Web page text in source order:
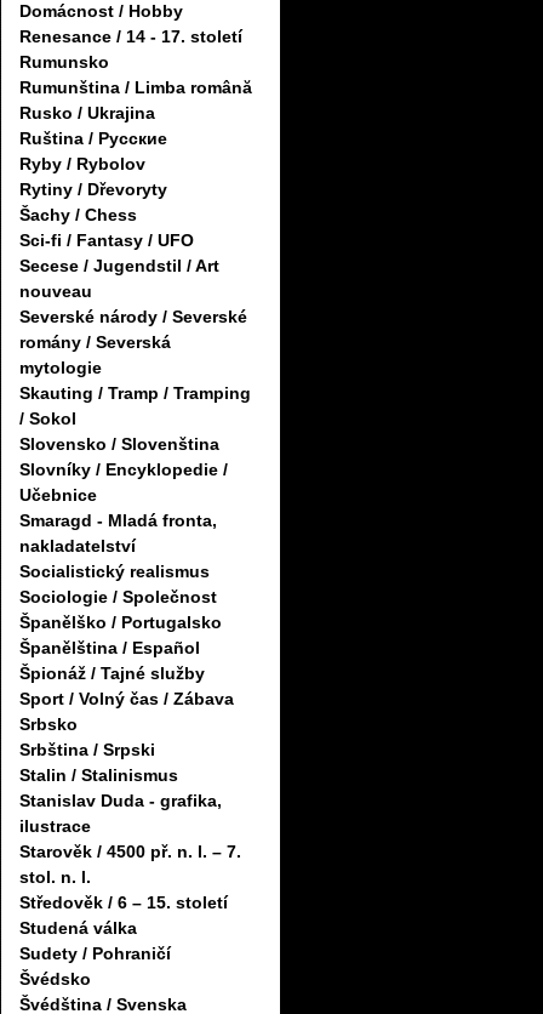
Domácnost / Hobby
Renesance / 14 - 17. století
Rumunsko
Rumunština / Limba română
Rusko / Ukrajina
Ruština / Русские
Ryby / Rybolov
Rytiny / Dřevoryty
Šachy / Chess
Sci-fi / Fantasy / UFO
Secese / Jugendstil / Art
nouveau
Severské národy / Severské
romány / Severská
mytologie
Skauting / Tramp / Tramping
/ Sokol
Slovensko / Slovenština
Slovníky / Encyklopedie /
Učebnice
Smaragd - Mladá fronta,
nakladatelství
Socialistický realismus
Sociologie / Společnost
Španělško / Portugalsko
Španělština / Español
Špionáž / Tajné služby
Sport / Volný čas / Zábava
Srbsko
Srbština / Srpski
Stalin / Stalinismus
Stanislav Duda - grafika,
ilustrace
Starověk / 4500 př. n. l. – 7.
stol. n. l.
Středověk / 6 – 15. století
Studená válka
Sudety / Pohraničí
Švédsko
Švédština / Svenska